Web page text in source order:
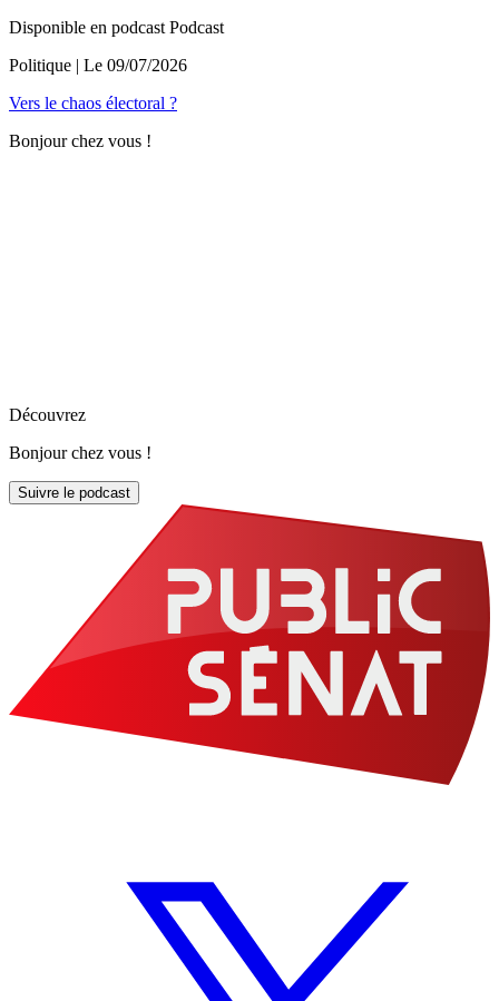
Disponible en podcast Podcast
Politique | Le 09/07/2026
Vers le chaos électoral ?
Bonjour chez vous !
Découvrez
Bonjour chez vous !
Suivre le podcast